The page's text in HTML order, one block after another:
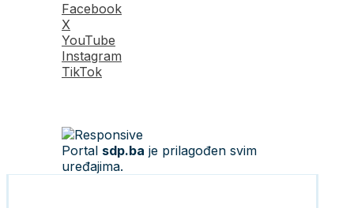
Facebook
X
YouTube
Instagram
TikTok
Portal sdp.ba je prilagođen svim
uređajima.